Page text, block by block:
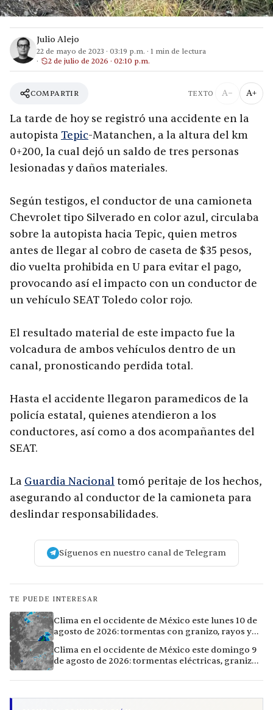
Julio Alejo
22 de mayo de 2023 · 03:19 p.m. · 1 min de lectura
2 de julio de 2026 · 02:10 p.m.
COMPARTIR TEXTO A− A+
La tarde de hoy se registró una accidente en la
autopista Tepic-Matanchen, a la altura del km
0+200, la cual dejó un saldo de tres personas
lesionadas y daños materiales.
Según testigos, el conductor de una camioneta
Chevrolet tipo Silverado en color azul, circulaba
sobre la autopista hacia Tepic, quien metros
antes de llegar al cobro de caseta de $35 pesos,
dio vuelta prohibida en U para evitar el pago,
provocando así el impacto con un conductor de
un vehículo SEAT Toledo color rojo.
El resultado material de este impacto fue la
volcadura de ambos vehículos dentro de un
canal, pronosticando perdida total.
Hasta el accidente llegaron paramedicos de la
policía estatal, quienes atendieron a los
conductores, así como a dos acompañantes del
SEAT.
La Guardia Nacional tomó peritaje de los hechos,
asegurando al conductor de la camioneta para
deslindar responsabilidades.
Síguenos en nuestro canal de Telegram
TE PUEDE INTERESAR
Clima en el occidente de México este lunes 10 de
agosto de 2026: tormentas con granizo, rayos y
Clima en el occidente de México este domingo 9
de agosto de 2026: tormentas eléctricas, granizo